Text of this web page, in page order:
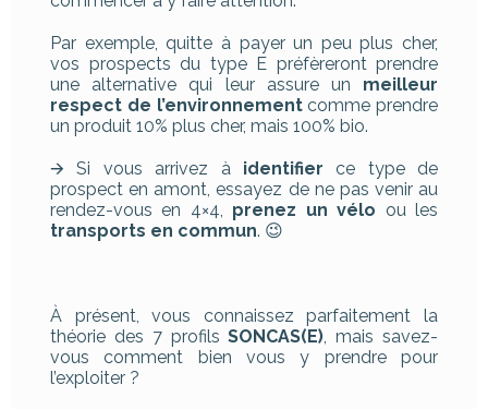
Par exemple, quitte à payer un peu plus cher,
vos prospects du type E préfèreront prendre
une alternative qui leur assure un meilleur
respect de l’environnementcomme prendre
un produit 10% plus cher, mais 100% bio.
🡪 Si vous arrivez à identifier ce type de
prospect en amont, essayez de ne pas venir au
rendez-vous en 4×4, prenez un vélo ou les
transports en commun. 😉
À présent, vous connaissez parfaitement la
théorie des 7 profilsSONCAS(E), mais savez-
vous comment bien vous y prendre pour
l’exploiter ?